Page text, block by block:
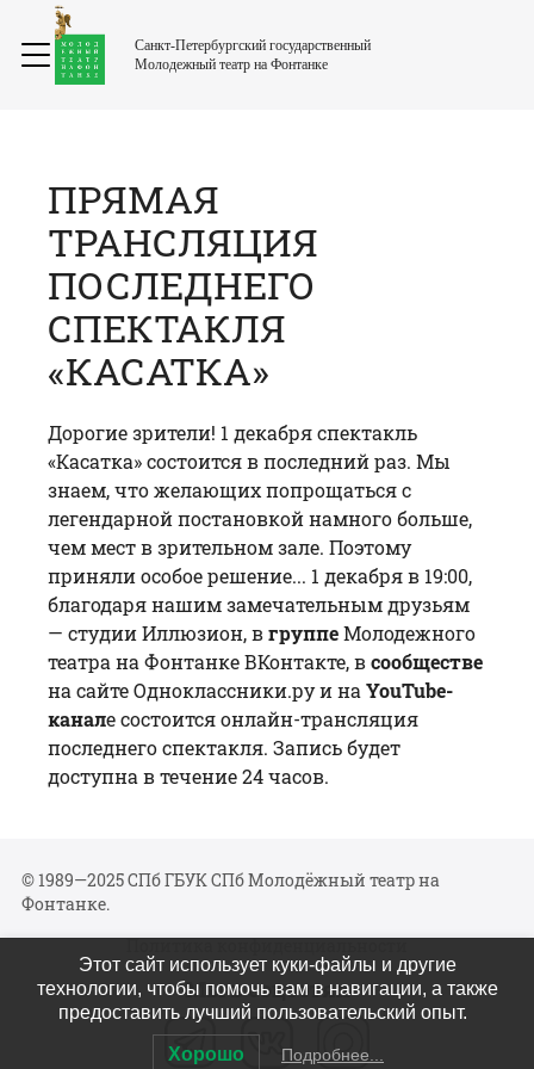
Санкт-Петербургский государственный
Молодежный театр на Фонтанке
ПРЯМАЯ
ТРАНСЛЯЦИЯ
ПОСЛЕДНЕГО
СПЕКТАКЛЯ
«КАСАТКА»
Дорогие зрители! 1 декабря спектакль
«Касатка» состоится в последний раз. Мы
знаем, что желающих попрощаться с
легендарной постановкой намного больше,
чем мест в зрительном зале. Поэтому
приняли особое решение... 1 декабря в 19:00,
благодаря нашим замечательным друзьям
— студии Иллюзион, вгруппеМолодежного
театра на Фонтанке ВКонтакте, всообществе
на сайте Одноклассники.ру и на YouTube-
каналесостоится онлайн-трансляция
последнего спектакля. Запись будет
доступна в течение 24 часов.
© 1989—2025 СПб ГБУК СПб Молодёжный театр на
Фонтанке.
Политика конфиденциальности
Мы в соцсетях
Этот сайт использует куки-файлы и другие
технологии, чтобы помочь вам в навигации, а также
предоставить лучший пользовательский опыт.
Хорошо Подробнее...